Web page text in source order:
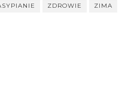
ZDROWIE ZIMA